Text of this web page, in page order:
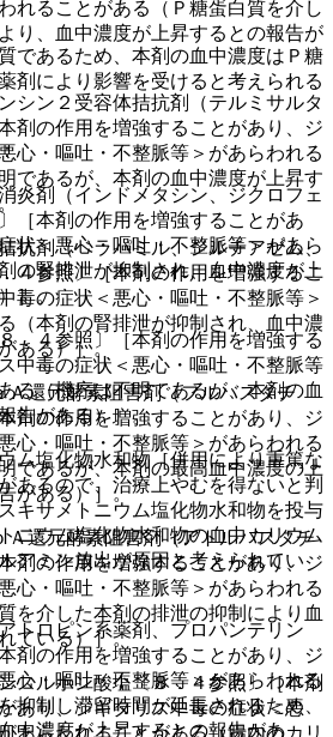
れることがある（Ｐ糖蛋白質を介し
り、血中濃度が上昇するとの報告が
シン２受容体拮抗剤（テルミサルタ
剤の作用を増強することがあり、ジ
心・嘔吐・不整脈等＞があらわれる
であるが、本剤の血中濃度が上昇す
抗剤（ベラパミル、ジルチアゼム、
４参照〕［本剤の作用を増強するこ
毒の症状＜悪心・嘔吐・不整脈等＞
（本剤の腎排泄が抑制され、血中濃
ある）］。
還元酵素阻害剤（フルバスタチ
剤の作用を増強することがあり、ジ
心・嘔吐・不整脈等＞があらわれる
であるが、本剤の最高血中濃度の上
がある）］。
還元酵素阻害剤（アトルバスタチ
剤の作用を増強することがあり、ジ
心・嘔吐・不整脈等＞があらわれる
を介した本剤の排泄の抑制により血
ている）］。
スルホン酸塩〔８．４参照〕［本剤
あり、ジギタリス中毒の症状＜悪
あらわれることがある（腸内のカリ
であるため、本剤の血中濃度はＰ糖
剤により影響を受けると考えられる
炎剤（インドメタシン、ジクロフェ
［本剤の作用を増強することがあ
状＜悪心・嘔吐・不整脈等＞があら
の腎排泄が抑制され、血中濃度が上
］。
．４参照〕［本剤の作用を増強する
中毒の症状＜悪心・嘔吐・不整脈等
る（機序は不明であるが、本剤の血
告がある）］。
ム塩化物水和物［併用により重篤な
あるので、治療上やむを得ないと判
キサメトニウム塩化物水和物を投与
ニウム塩化物水和物の血中カリウム
アミン放出が原因と考えられてい
トロピン系薬剤、プロパンテリン
剤の作用を増強することがあり、ジ
心・嘔吐・不整脈等＞があらわれる
抑制し滞留時間が延長されるため、
中濃度が上昇するとの報告があ